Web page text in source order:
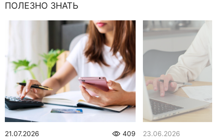
ПОЛЕЗНО ЗНАТЬ
21.07.2026 409 23.06.2026